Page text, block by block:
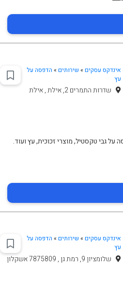
אינדקס עסקים » שירותים» הדפסה על
עץ
שדרות התמרים 2, אילת , אילת
גבי טקסטיל, מוצרי זכוכית, עץ ועוד.
אינדקס עסקים » שירותים» הדפסה על
עץ
שלומציון 9, רמת גן , 7875809 אשקלון